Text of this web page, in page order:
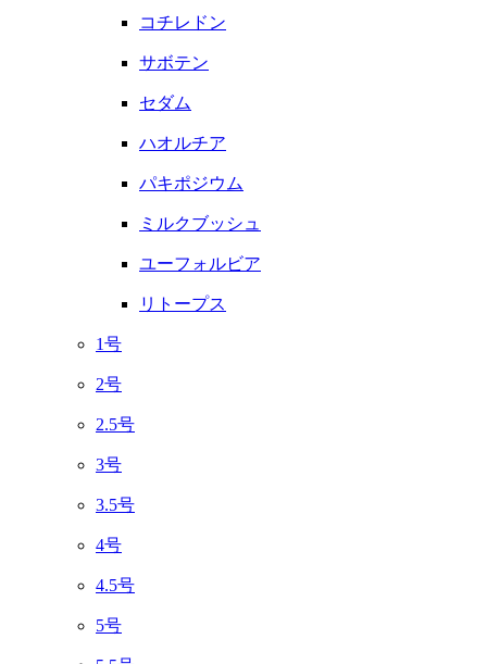
コチレドン
サボテン
セダム
ハオルチア
パキポジウム
ミルクブッシュ
ユーフォルビア
リトープス
1号
2号
2.5号
3号
3.5号
4号
4.5号
5号